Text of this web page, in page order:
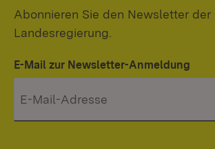
Abonnieren Sie den Newsletter der
Landesregierung.
E-Mail zur Newsletter-Anmeldung